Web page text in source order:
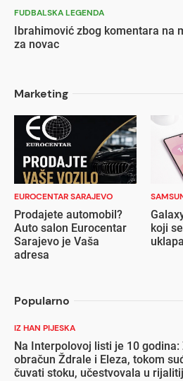
FUDBALSKA LEGENDA
Ibrahimović zbog komentara na
za novac
Marketing
EUROCENTAR SARAJEVO
Prodajete automobil?
Auto salon Eurocentar
Sarajevo je Vaša
adresa
koji
Popularno
IZ HAN PIJESKA
Na Interpolovoj listi je 10 godina:
obračun Ždrale i Eleza, tokom
čuvati stoku, učestvovala u